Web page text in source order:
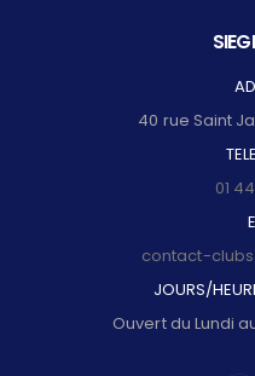
40 rue Saint
01
contact-
JOURS/
Ouvert du Lundi